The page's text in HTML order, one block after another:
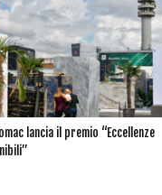
lancia il premio “Eccellenze